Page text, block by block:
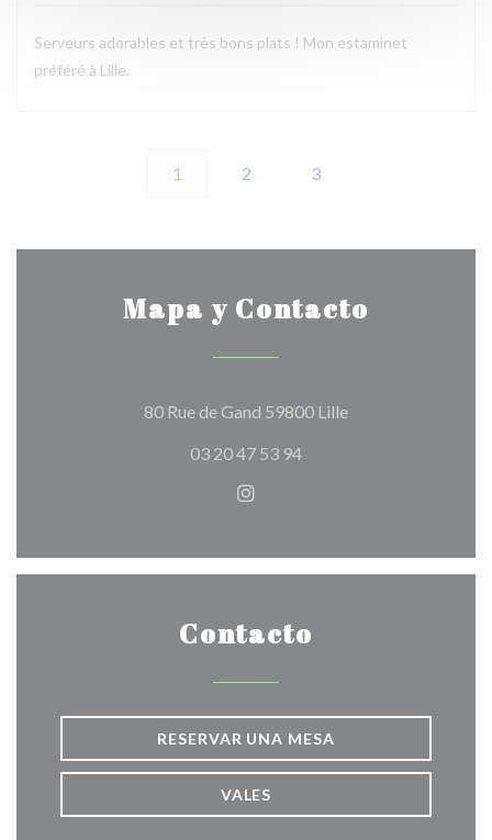
Serveurs adorables et très bons plats ! Mon estaminet
préféré à Lille.
1 2 3
Mapa y Contacto
80 Rue de Gand 59800 Lille((abre en una
03 20 47 53 94
Instagram ((abre en una
Contacto
RESERVAR UNA MESA
VALES